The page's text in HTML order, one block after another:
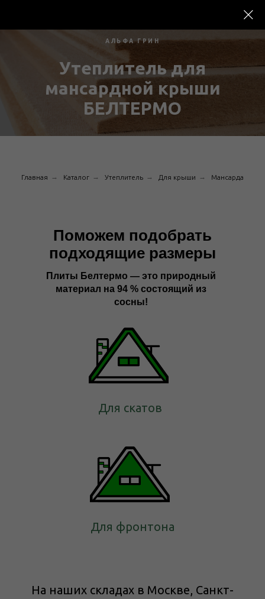
Утеплитель для
мансардной крыши
БЕЛТЕРМО
АЛЬФА ГРИН
Главная → Каталог → Утеплитель → Для крыши → Мансарда
Поможем подобрать
подходящие размеры
Плиты Белтермо — это природный
материал на 94 % состоящий из
сосны!
Для скатов
Для фронтона
На наших складах в Москве, Санкт-